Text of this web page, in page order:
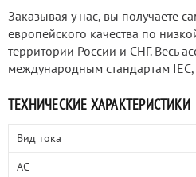
Заказывая у нас, вы получаете
европейского качества по
территории России и СНГ. Весь
международным стандартам IEC,
ТЕХНИЧЕСКИЕ ХАРАКТЕРИСТИКИ
Вид тока
AC